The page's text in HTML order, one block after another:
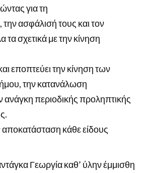
για τη
ασφάλισή τους και τον
τα σχετικά με την κίνηση
εποπτεύει την κίνηση των
την κατανάλωση
ανάγκη περιοδικής προληπτικής
αποκατάσταση κάθε είδους
Γεωργία καθ’ ύλην έμμισθη